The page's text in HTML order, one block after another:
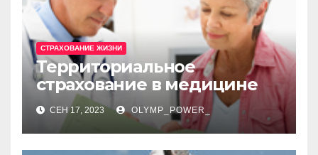
СТРАХОВАНИЕ ЖИЗНИ
Территориальное
страхование в медицине
СЕН 17, 2023 OLYMP_POWER_